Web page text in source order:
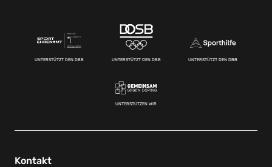
UNTERSTÜTZT DEN DBB UNTERSTÜTZT DEN DBB UNTERSTÜTZT DEN DBB
UNTERSTÜTZEN WIR
Kontakt